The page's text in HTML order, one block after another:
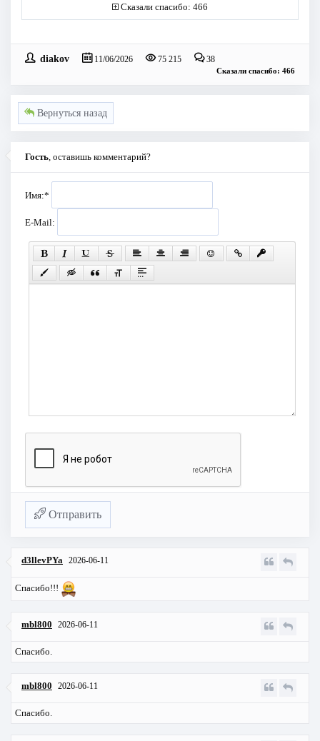
Сказали спасибо: 466
diakov 11/06/2026 75 215 38
Сказали спасибо: 466
Вернуться назад
Гость, оставишь комментарий?
Имя:*
E-Mail:
Отправить
d3llevPYa 2026-06-11
Спасибо!!!
mbl800 2026-06-11
Спасибо.
mbl800 2026-06-11
Спасибо.